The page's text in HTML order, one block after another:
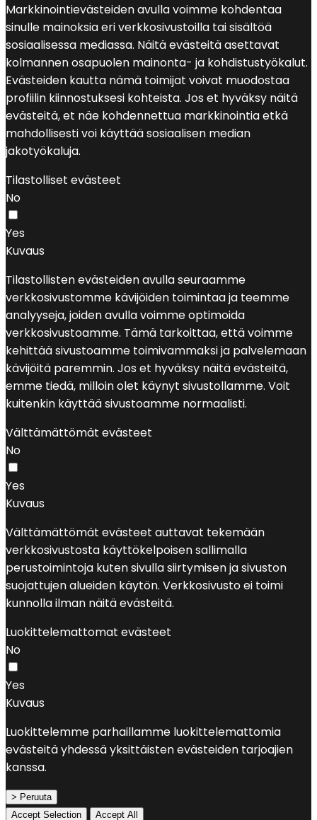
Markkinointievästeiden avulla voimme kohdentaa
sinulle mainoksia eri verkkosivustoilla tai sisältöä
sosiaalisessa mediassa. Näitä evästeitä asettavat
kolmannen osapuolen mainonta- ja kohdistustyökalut.
Evästeiden kautta nämä toimijat voivat muodostaa
profiilin kiinnostuksesi kohteista. Jos et hyväksy näitä
evästeitä, et näe kohdennettua markkinointia etkä
mahdollisesti voi käyttää sosiaalisen median
jakotyökaluja.
Tilastolliset evästeet
No
Yes
Kuvaus
Tilastollisten evästeiden avulla seuraamme
verkkosivustomme kävijöiden toimintaa ja teemme
analyyseja, joiden avulla voimme optimoida
verkkosivustoamme. Tämä tarkoittaa, että voimme
kehittää sivustoamme toimivammaksi ja palvelemaan
kävijöitä paremmin. Jos et hyväksy näitä evästeitä,
emme tiedä, milloin olet käynyt sivustollamme. Voit
kuitenkin käyttää sivustoamme normaalisti.
Välttämättömät evästeet
No
Yes
Kuvaus
Välttämättömät evästeet auttavat tekemään
verkkosivustosta käyttökelpoisen sallimalla
perustoimintoja kuten sivulla siirtymisen ja sivuston
suojattujen alueiden käytön. Verkkosivusto ei toimi
kunnolla ilman näitä evästeitä.
Luokittelemattomat evästeet
No
Yes
Kuvaus
Luokittelemme parhaillamme luokittelemattomia
evästeitä yhdessä yksittäisten evästeiden tarjoajien
kanssa.
> Peruuta
Accept Selection
Accept All